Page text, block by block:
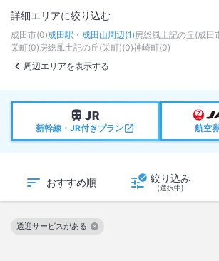
詳細エリアに絞り込む
成田市(0)成田駅・成田山周辺(1)房総風土記の丘(成田
栄町(0)房総風土記の丘(栄町)(0)神崎町(0)
周辺エリアを表示する
新幹線・JR付きプラン 航空
おすすめ順 絞り込み
(選択中)
送迎サービスがある
この絞り込み条件を解除